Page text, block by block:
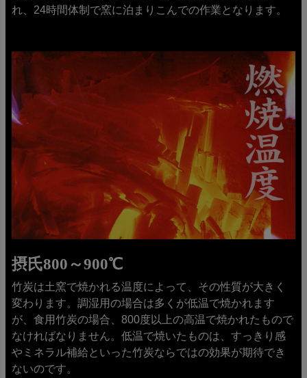
れ、24時間体制で窯に泊まりこんでの作業となります。
摂氏800～900℃
竹炭は土窯で焼かれる温度によって、その性質が大きく
変わります。調湿用の場合は多くが低温で焼かれます
が、食用竹炭の場合、800度以上の高温で焼かれたもので
なければなりません。低温で焼いたものは、すっきり感
やミネラル補給といった竹炭ならではの効果が期待でき
ないのです。